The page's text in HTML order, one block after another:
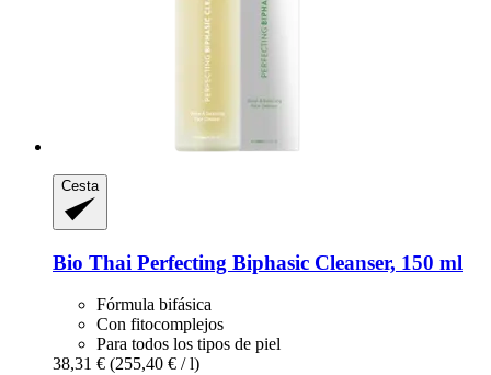
Cesta
Bio Thai Perfecting Biphasic Cleanser, 150 ml
Fórmula bifásica
Con fitocomplejos
Para todos los tipos de piel
38,31 € (255,40 € / l)